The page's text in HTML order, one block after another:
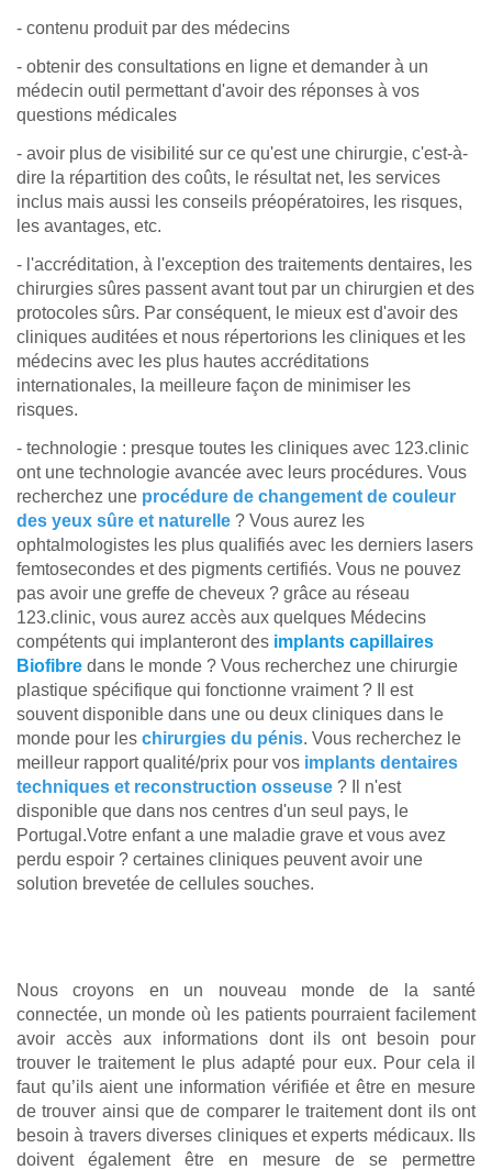
- contenu produit par des médecins
- obtenir des consultations en ligne et demander à un
médecin outil permettant d'avoir des réponses à vos
questions médicales
- avoir plus de visibilité sur ce qu'est une chirurgie, c'est-à-
dire la répartition des coûts, le résultat net, les services
inclus mais aussi les conseils préopératoires, les risques,
les avantages, etc.
- l'accréditation, à l'exception des traitements dentaires, les
chirurgies sûres passent avant tout par un chirurgien et des
protocoles sûrs. Par conséquent, le mieux est d'avoir des
cliniques auditées et nous répertorions les cliniques et les
médecins avec les plus hautes accréditations
internationales, la meilleure façon de minimiser les
risques.
- technologie : presque toutes les cliniques avec 123.clinic
ont une technologie avancée avec leurs procédures. Vous
recherchez une procédure de changement de couleur
des yeux sûre et naturelle ? Vous aurez les
ophtalmologistes les plus qualifiés avec les derniers lasers
femtosecondes et des pigments certifiés. Vous ne pouvez
pas avoir une greffe de cheveux ? grâce au réseau
123.clinic, vous aurez accès aux quelques Médecins
compétents qui implanteront des implants capillaires
Biofibre dans le monde ? Vous recherchez une chirurgie
plastique spécifique qui fonctionne vraiment ? Il est
souvent disponible dans une ou deux cliniques dans le
monde pour les chirurgies du pénis. Vous recherchez le
meilleur rapport qualité/prix pour vos implants dentaires
techniques et reconstruction osseuse ? Il n'est
disponible que dans nos centres d'un seul pays, le
Portugal.Votre enfant a une maladie grave et vous avez
perdu espoir ? certaines cliniques peuvent avoir une
solution brevetée de cellules souches.
Nous croyons en un nouveau monde de la santé
connectée, un monde où les patients pourraient facilement
avoir accès aux informations dont ils ont besoin pour
trouver le traitement le plus adapté pour eux. Pour cela il
faut qu’ils aient une information vérifiée et être en mesure
de trouver ainsi que de comparer le traitement dont ils ont
besoin à travers diverses cliniques et experts médicaux. Ils
doivent également être en mesure de se permettre